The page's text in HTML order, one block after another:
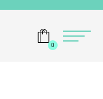
Menü
0